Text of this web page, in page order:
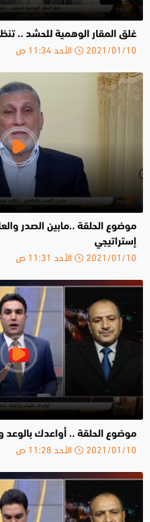
غلق المقار الوهمية للحشد ..
2021/01/10 الأحد 11:34 ص
موضوع الحلقة ..مابين الصدر
إستراتيجي
2021/01/10 الأحد 11:31 ص
موضوع الحلقة .. أواعدك بالوعد
2021/01/10 الأحد 11:28 ص